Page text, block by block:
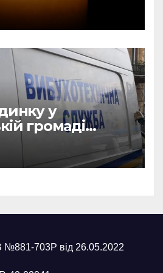
відомчі
у
громаді
мм міну
№881-703Р від 26.05.2022